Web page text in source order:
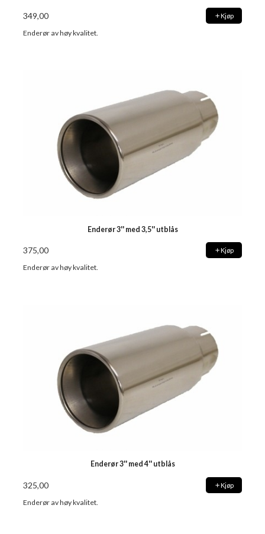
349,00 Kjøp
Enderør av høy kvalitet.
Enderør 3'' med 3,5'' utblås
375,00 Kjøp
Enderør av høy kvalitet.
Enderør 3'' med 4'' utblås
325,00 Kjøp
Enderør av høy kvalitet.